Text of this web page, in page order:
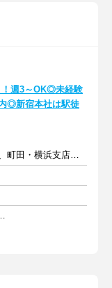
！週3～OK◎未経験
◎新宿本社は駅徒
新宿本社：時給1,500円～、町田・横浜支店：時給1,400円～
駅 (3)大倉山駅